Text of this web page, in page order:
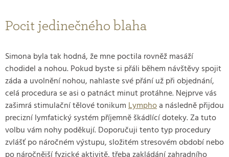
Pocit jedinečného blaha
Simona byla tak hodná, že mne poctila rovněž masáží
chodidel a nohou. Pokud byste si přáli během návštěvy spojit
záda a uvolnění nohou, nahlaste své přání už při objednání,
celá procedura se asi o patnáct minut protáhne. Nejprve vás
zašimrá stimulační tělové tonikumLymphoa následně přijdou
precizní lymfatický systém příjemně škádlící doteky. Za tuto
volbu vám nohy poděkují. Doporučuji tento typ procedury
zvlášť po náročném výstupu, složitém stresovém období nebo